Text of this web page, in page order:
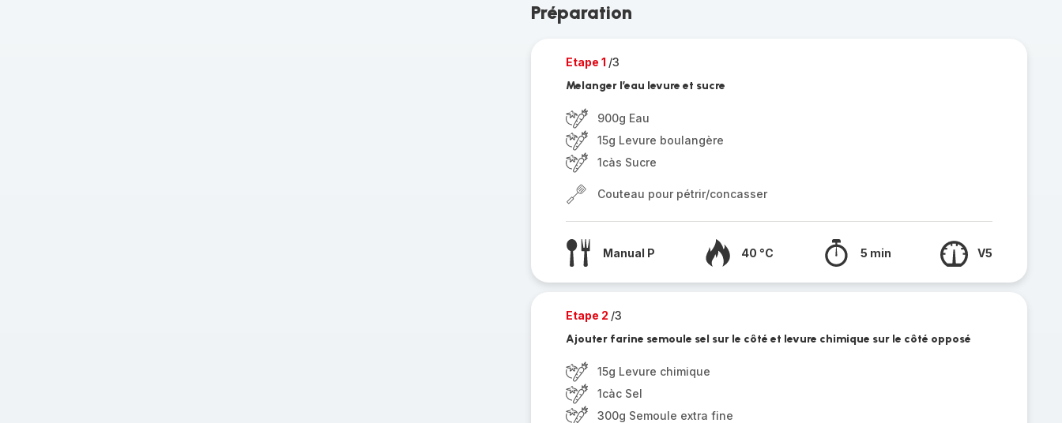
Préparation
Etape 1 /3
Melanger l’eau levure et sucre
900g Eau
15g Levure boulangère
1càs Sucre
Couteau pour pétrir/concasser
Manual P 40 °C 5 min V5
Etape 2 /3
Ajouter farine semoule sel sur le côté et levure chimique sur le côté opposé
15g Levure chimique
1càc Sel
300g Semoule extra fine